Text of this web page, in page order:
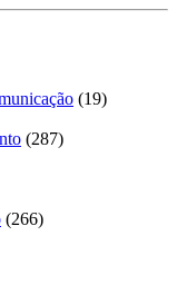
(19)
(287)
(266)